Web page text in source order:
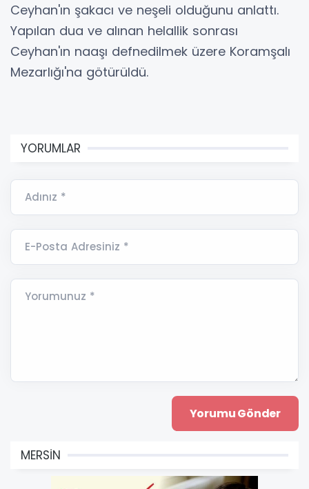
Ceyhan'ın şakacı ve neşeli olduğunu anlattı.
Yapılan dua ve alınan helallik sonrası
Ceyhan'ın naaşı defnedilmek üzere Koramşalı
Mezarlığı'na götürüldü.
YORUMLAR
Adınız *
E-Posta Adresiniz *
Yorumunuz *
MERSİN